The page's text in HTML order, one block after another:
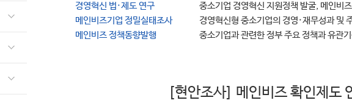
경영혁신 법·제도 연구
중소기업 경영혁신 지원정책 발굴, 메인비
메인비즈기업 정밀실태조사
경영혁신형 중소기업의 경영·재무성과 및
메인비즈 정책동향발행
중소기업과 관련한 정부 주요 정책과 유관
[현안조사] 메인비즈 확인제도